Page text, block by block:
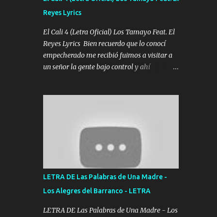
agarrar el vuelo y la mente y tranquilizando
Tomense un buen trago Y así es como
empezamos los versos que voy cantando
(Music) A vido alta y bajas La carreta se
atora Pero nunca le aflojamos Ya me han
pasado cosas Y aunque ustedes no sepan
es...
Reyes Lyrics
El Cali 4 (Letra Oficial) Los Tamayo Feat. El
Reyes Lyrics Bien recuerdo que lo conocí
empecherado me recibió fuimos a visitar a
un señor la gente bajo control y ahí
reglas no secuestr0 no r0bar De La C giró la
orden nos comanda el doble P bien firmes
con Alto PRIETO y la camisa es color Verde y
peleam0s la Bandera por todita a la ciudad
con los drones patrullando la Frontera De
blancas ya hace falta mi APA FLACO verde
se le extraña pa que sepan Aquí Pura GENTE
LETRA DE Las Palabras de Una Madre -
Los Alegres del Barranco - LETRA
LETRA DE Las Palabras de Una Madre - Los